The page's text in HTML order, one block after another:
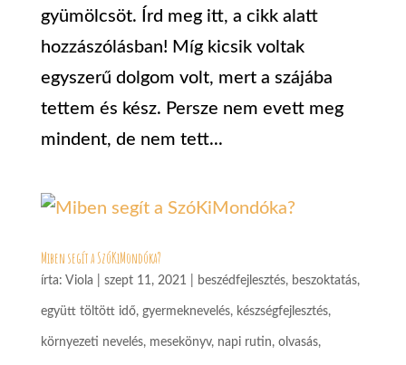
gyümölcsöt. Írd meg itt, a cikk alatt
hozzászólásban! Míg kicsik voltak
egyszerű dolgom volt, mert a szájába
tettem és kész. Persze nem evett meg
mindent, de nem tett...
Miben segít a SzóKiMondóka?
írta: Viola szept 11, 2021 beszédfejlesztés, beszoktatás,
együtt töltött idő, gyermeknevelés, készségfejlesztés,
környezeti nevelés, mesekönyv, napi rutin, olvasás,